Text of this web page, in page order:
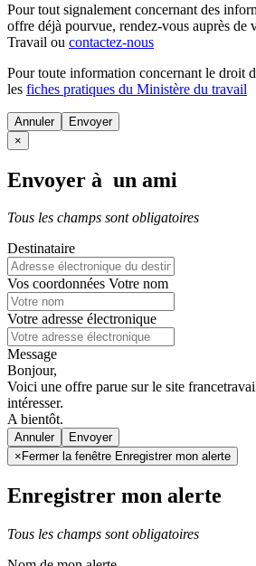
Pour tout signalement concernant des
offre déjà pourvue, rendez-vous auprès de
Travail ou contactez-nous
Pour toute information concernant le droit
les fiches pratiques du Ministère du travail
Annuler
×
Envoyer à un ami
Tous les champs sont obligatoires
Destinataire
Vos coordonnées Votre nom
Votre adresse électronique
Message
Bonjour,
Voici une offre parue sur le site
intéresser.
A bientôt.
Annuler
× Fermer la fenêtre Enregistrer mon alerte
Enregistrer mon alerte
Tous les champs sont obligatoires